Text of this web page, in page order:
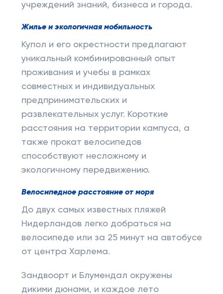
учреждений знаний, бизнеса и города.
Жилье и экологичная мобильность
Купол и его окрестности предлагают
уникальный комбинированный опыт
проживания и учебы в рамках
совместных и индивидуальных
предпринимательских и
развлекательных услуг. Короткие
расстояния на территории кампуса, а
также прокат велосипедов
способствуют несложному и
экологичному передвижению.
Велосипедное расстояние от моря
До двух самых известных пляжей
Нидерландов легко добраться на
велосипеде или за 25 минут на автобусе
от центра Харлема.
Зандвоорт и Блумендал окружены
дикими дюнами, и каждое лето